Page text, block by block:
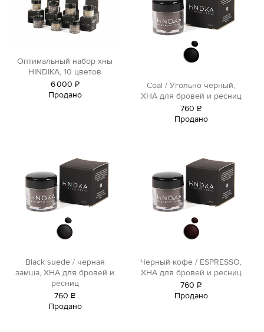
Оптимальный набор хны
HINDIKA, 10 цветов
6000 Р
уб.
Продано
Сoal / Угольно черный,
ХНА для бровей и ресниц
760 Р
уб.
Продано
Black suede / черная
замша, ХНА для бровей и
ресниц
760 Р
уб.
Продано
Черный кофе / ESPRESSO,
ХНА для бровей и ресниц
760 Р
уб.
Продано